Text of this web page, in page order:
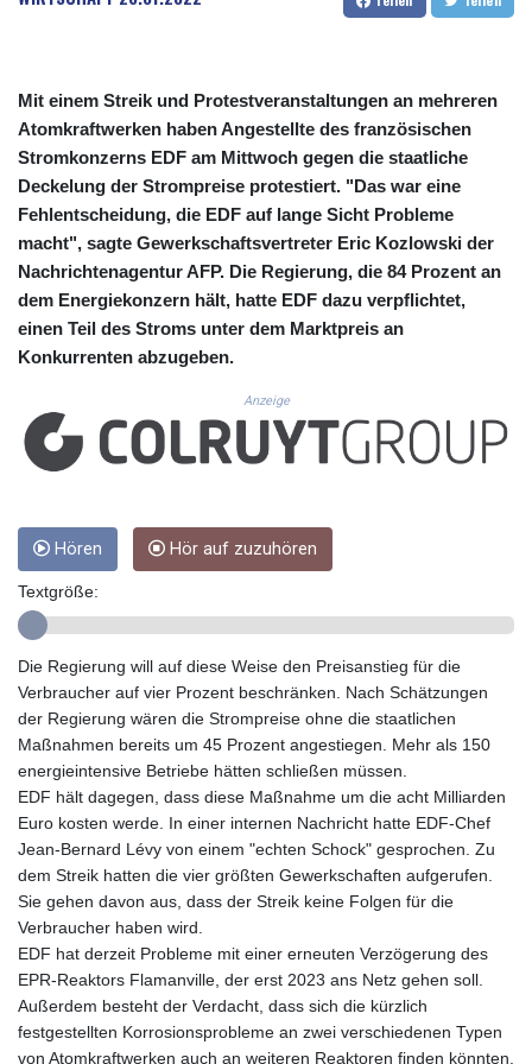
CUC 1.156136
DJF 205.267449
DKK 7.477932
DOP 67.289164
DZD 152.967099
EGP 57.293288
ERN 17.342035
ETB 186.049588
FJD 2.553384
FKP 0.857252
GBP 0.858527
GGP 0.857252
GHS 13.526832
GIP 0.857252
GTQ 8.794891
GYD 241.157003
HRK 7.536622
HTG 150.718127
HUF 363.096405
IDR 20580.370421
ILS 3.468234
IMP 0.857252
INR 110.076256
IQD 1509.981237
IRR
1590322.371805
ISK 142.598215
JMD 183.057725
JOD 0.819746
JPY 182.445186
KES 149.158147
KGS 101.104505
Mit einem Streik und Protestveranstaltungen an mehreren
Atomkraftwerken haben Angestellte des französischen
Stromkonzerns EDF am Mittwoch gegen die staatliche
Deckelung der Strompreise protestiert. "Das war eine
Fehlentscheidung, die EDF auf lange Sicht Probleme
macht", sagte Gewerkschaftsvertreter Eric Kozlowski der
Nachrichtenagentur AFP. Die Regierung, die 84 Prozent an
dem Energiekonzern hält, hatte EDF dazu verpflichtet,
einen Teil des Stroms unter dem Marktpreis an
Konkurrenten abzugeben.
Anzeige
Hören Hör auf zuzuhören
Textgröße:
Die Regierung will auf diese Weise den Preisanstieg für die
Verbraucher auf vier Prozent beschränken. Nach Schätzungen
der Regierung wären die Strompreise ohne die staatlichen
Maßnahmen bereits um 45 Prozent angestiegen. Mehr als 150
energieintensive Betriebe hätten schließen müssen.
EDF hält dagegen, dass diese Maßnahme um die acht Milliarden
Euro kosten werde. In einer internen Nachricht hatte EDF-Chef
Jean-Bernard Lévy von einem "echten Schock" gesprochen. Zu
dem Streik hatten die vier größten Gewerkschaften aufgerufen.
Sie gehen davon aus, dass der Streik keine Folgen für die
Verbraucher haben wird.
EDF hat derzeit Probleme mit einer erneuten Verzögerung des
EPR-Reaktors Flamanville, der erst 2023 ans Netz gehen soll.
Außerdem besteht der Verdacht, dass sich die kürzlich
festgestellten Korrosionsprobleme an zwei verschiedenen Typen
von Atomkraftwerken auch an weiteren Reaktoren finden könnten.